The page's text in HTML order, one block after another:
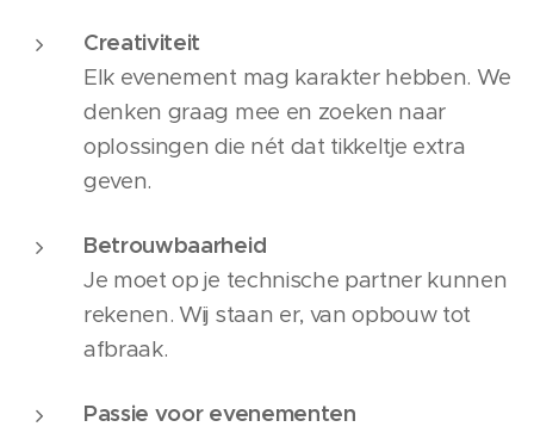
Creativiteit
Elk evenement mag karakter hebben. We
denken graag mee en zoeken naar
oplossingen die nét dat tikkeltje extra
geven.
Betrouwbaarheid
Je moet op je technische partner kunnen
rekenen. Wij staan er, van opbouw tot
afbraak.
Passie voor evenementen